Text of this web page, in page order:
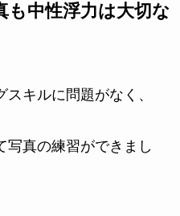
も中性浮力は大切な
キルに問題がなく、
写真の練習ができまし